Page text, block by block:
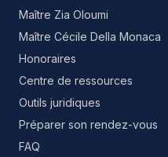
Maître Zia Oloumi
Maître Cécile Della Monaca
Honoraires
Centre de ressources
Outils juridiques
Préparer son rendez-vous
FAQ